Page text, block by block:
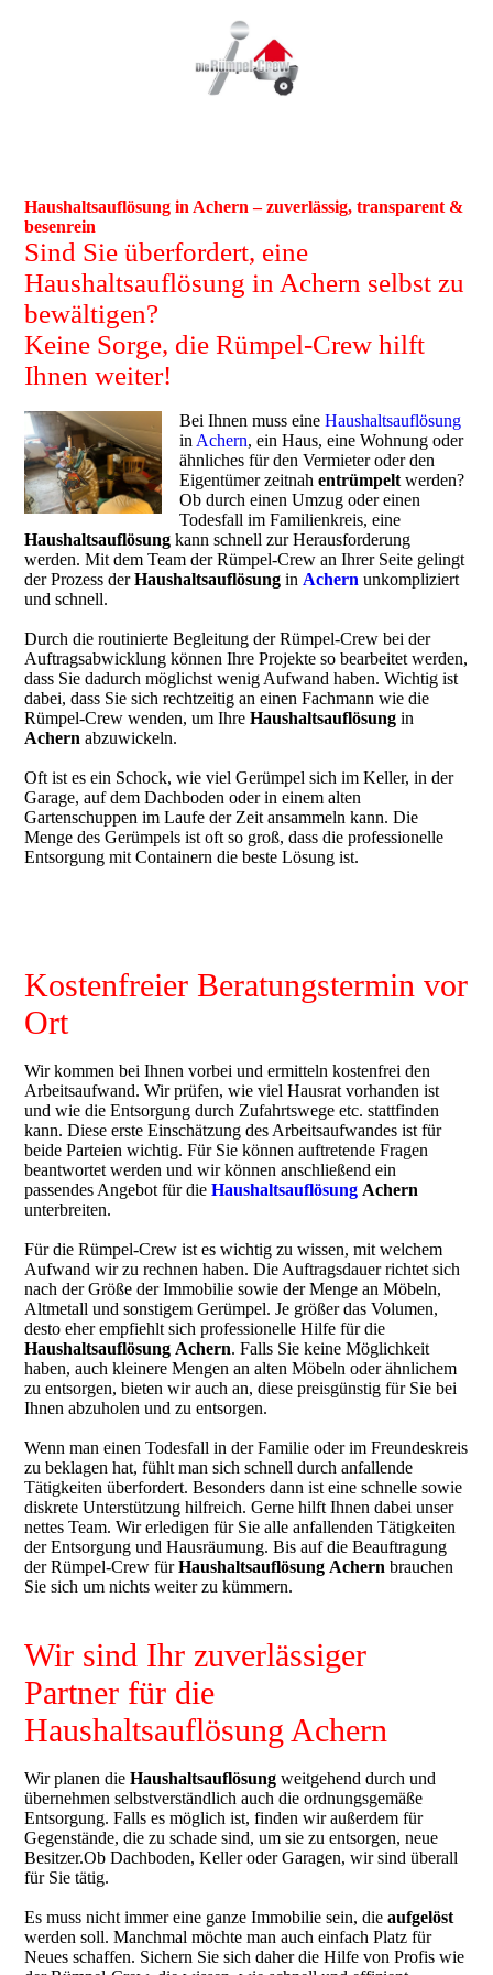
Haushaltsauflösung in Achern – zuverlässig, transparent &
besenrein
Sind Sie überfordert, eine
Haushaltsauflösung in Achern selbst zu
bewältigen?
Keine Sorge, die Rümpel-Crew hilft
Ihnen weiter!
Bei Ihnen muss eineHaushaltsauflösung
in Achern, ein Haus, eine Wohnung oder
ähnliches für den Vermieter oder den
Eigentümer zeitnah entrümpeltwerden?
Ob durch einen Umzug oder einen
Todesfall im Familienkreis, eine
Haushaltsauflösung kann schnell zur Herausforderung
werden. Mit dem Team der Rümpel-Crew an Ihrer Seite gelingt
der Prozess derHaushaltsauflösung in Achern unkompliziert
und schnell.
Durch die routinierte Begleitung der Rümpel-Crew bei der
Auftragsabwicklung können Ihre Projekte so bearbeitet werden,
dass Sie dadurch möglichst wenig Aufwand haben. Wichtig ist
dabei, dass Sie sich rechtzeitig an einen Fachmann wie die
Rümpel-Crew wenden, um IhreHaushaltsauflösung in
Achern abzuwickeln.
Oft ist es ein Schock, wie viel Gerümpel sich im Keller, in der
Garage, auf dem Dachboden oder in einem alten
Gartenschuppen im Laufe der Zeit ansammeln kann. Die
Menge des Gerümpels ist oft so groß, dass die professionelle
Entsorgung mit Containern die beste Lösung ist.
Kostenfreier Beratungstermin vor
Ort
Wir kommen bei Ihnen vorbei und ermitteln kostenfrei den
Arbeitsaufwand. Wir prüfen, wie viel Hausrat vorhanden ist
und wie die Entsorgung durch Zufahrtswege etc. stattfinden
kann. Diese erste Einschätzung des Arbeitsaufwandes ist für
beide Parteien wichtig. Für Sie können auftretende Fragen
beantwortet werden und wir können anschließend ein
passendes Angebot für dieHaushaltsauflösung Achern
unterbreiten.
Für die Rümpel-Crew ist es wichtig zu wissen, mit welchem
Aufwand wir zu rechnen haben. Die Auftragsdauer richtet sich
nach der Größe der Immobilie sowie der Menge an Möbeln,
Altmetall und sonstigem Gerümpel. Je größer das Volumen,
desto eher empfiehlt sich professionelle Hilfe für die
Haushaltsauflösung Achern. Falls Sie keine Möglichkeit
haben, auch kleinere Mengen an alten Möbeln oder ähnlichem
zu entsorgen, bieten wir auch an, diese preisgünstig für Sie bei
Ihnen abzuholen und zu entsorgen.
Wenn man einen Todesfall in der Familie oder im Freundeskreis
zu beklagen hat, fühlt man sich schnell durch anfallende
Tätigkeiten überfordert. Besonders dann ist eine schnelle sowie
diskrete Unterstützung hilfreich. Gerne hilft Ihnen dabei unser
nettes Team. Wir erledigen für Sie alle anfallenden Tätigkeiten
der Entsorgung und Hausräumung. Bis auf die Beauftragung
der Rümpel-Crew fürHaushaltsauflösung Achern brauchen
Sie sich um nichts weiter zu kümmern.
Wir sind Ihr zuverlässiger
Partner für die
Haushaltsauflösung Achern
Wir planen dieHaushaltsauflösung weitgehend durch und
übernehmen selbstverständlich auch die ordnungsgemäße
Entsorgung. Falls es möglich ist, finden wir außerdem für
Gegenstände, die zu schade sind, um sie zu entsorgen, neue
Besitzer.Ob Dachboden, Keller oder Garagen, wir sind überall
für Sie tätig.
Es muss nicht immer eine ganze Immobilie sein, dieaufgelöst
werden soll. Manchmal möchte man auch einfach Platz für
Neues schaffen. Sichern Sie sich daher die Hilfe von Profis wie